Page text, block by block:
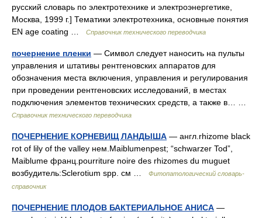
русский словарь по электротехнике и электроэнергетике,
Москва, 1999 г.] Тематики электротехника, основные понятия
EN age coating …
Справочник технического переводчика
почернение пленки — Символ следует наносить на пульты
управления и штативы рентгеновских аппаратов для
обозначения места включения, управления и регулирования
при проведении рентгеновских исследований, в местах
подключения элементов технических средств, а также в… …
Справочник технического переводчика
ПОЧЕРНЕНИЕ КОРНЕВИЩ ЛАНДЫША — англ.rhizome black
rot of lily of the valley нем.Maiblumenpest; “schwarzer Tod”,
Maiblume франц.pourriture noire des rhizomes du muguet
возбудитель:Sclerotium spp. см …
Фитопатологический словарь-
справочник
ПОЧЕРНЕНИЕ ПЛОДОВ БАКТЕРИАЛЬНОЕ АНИСА —